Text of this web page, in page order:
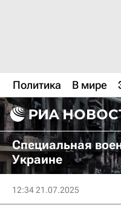
Политика В мире
Специальная
Украине
12:34 21.07.2025